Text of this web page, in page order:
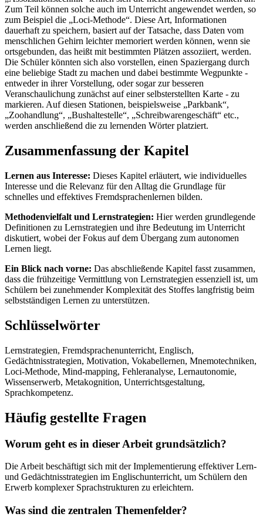
Zum Teil können solche auch im Unterricht angewendet werden, so
zum Beispiel die „Loci-Methode“. Diese Art, Informationen
dauerhaft zu speichern, basiert auf der Tatsache, dass Daten vom
menschlichen Gehirn leichter memoriert werden können, wenn sie
ortsgebunden, das heißt mit bestimmten Plätzen assoziiert, werden.
Die Schüler könnten sich also vorstellen, einen Spaziergang durch
eine beliebige Stadt zu machen und dabei bestimmte Wegpunkte -
entweder in ihrer Vorstellung, oder sogar zur besseren
Veranschaulichung zunächst auf einer selbsterstellten Karte - zu
markieren. Auf diesen Stationen, beispielsweise „Parkbank“,
„Zoohandlung“, „Bushaltestelle“, „Schreibwarengeschäft“ etc.,
werden anschließend die zu lernenden Wörter platziert.
Zusammenfassung der Kapitel
Lernen aus Interesse: Dieses Kapitel erläutert, wie individuelles
Interesse und die Relevanz für den Alltag die Grundlage für
schnelles und effektives Fremdsprachenlernen bilden.
Methodenvielfalt und Lernstrategien: Hier werden grundlegende
Definitionen zu Lernstrategien und ihre Bedeutung im Unterricht
diskutiert, wobei der Fokus auf dem Übergang zum autonomen
Lernen liegt.
Ein Blick nach vorne: Das abschließende Kapitel fasst zusammen,
dass die frühzeitige Vermittlung von Lernstrategien essenziell ist, um
Schülern bei zunehmender Komplexität des Stoffes langfristig beim
selbstständigen Lernen zu unterstützen.
Schlüsselwörter
Lernstrategien, Fremdsprachenunterricht, Englisch,
Gedächtnisstrategien, Motivation, Vokabellernen, Mnemotechniken,
Loci-Methode, Mind-mapping, Fehleranalyse, Lernautonomie,
Wissenserwerb, Metakognition, Unterrichtsgestaltung,
Sprachkompetenz.
Häufig gestellte Fragen
Worum geht es in dieser Arbeit grundsätzlich?
Die Arbeit beschäftigt sich mit der Implementierung effektiver Lern-
und Gedächtnisstrategien im Englischunterricht, um Schülern den
Erwerb komplexer Sprachstrukturen zu erleichtern.
Was sind die zentralen Themenfelder?